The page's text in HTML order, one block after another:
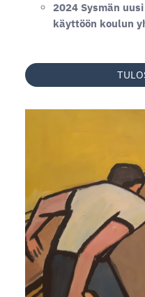
2024 Sysmän
käyttöön koulun